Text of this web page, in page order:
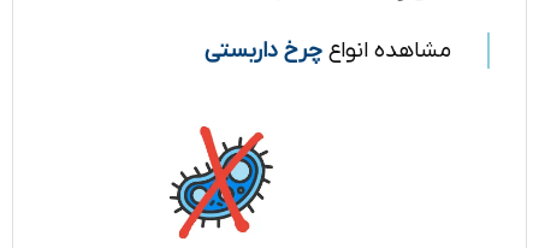
مشاهده انواع چرخ داربستی